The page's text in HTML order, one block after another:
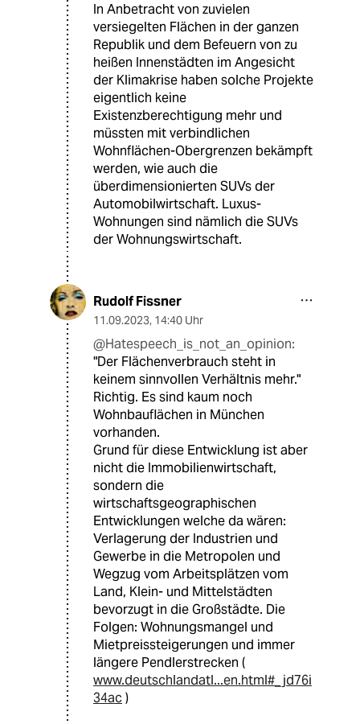
In Anbetracht von zuvielen
versiegelten Flächen in der ganzen
Republik und dem Befeuern von zu
heißen Innenstädten im Angesicht
der Klimakrise haben solche Projekte
eigentlich keine
Existenzberechtigung mehr und
müssten mit verbindlichen
Wohnflächen-Obergrenzen bekämpft
werden, wie auch die
überdimensionierten SUVs der
Automobilwirtschaft. Luxus-
Wohnungen sind nämlich die SUVs
der Wohnungswirtschaft.
Rudolf Fissner
11.09.2023, 14:40 Uhr
@Hatespeech_is_not_an_opinion:
"Der Flächenverbrauch steht in
keinem sinnvollen Verhältnis mehr."
Richtig. Es sind kaum noch
Wohnbauflächen in München
vorhanden.
Grund für diese Entwicklung ist aber
nicht die Immobilienwirtschaft,
sondern die
wirtschaftsgeographischen
Entwicklungen welche da wären:
Verlagerung der Industrien und
Gewerbe in die Metropolen und
Wegzug vom Arbeitsplätzen vom
Land, Klein- und Mittelstädten
bevorzugt in die Großstädte. Die
Folgen: Wohnungsmangel und
Mietpreissteigerungen und immer
längere Pendlerstrecken (
www.deutschlandatl...en.html#_jd76i
34ac)